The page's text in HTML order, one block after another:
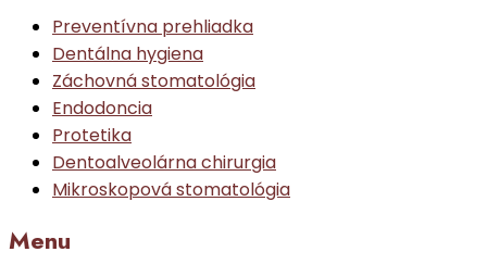
Preventívna prehliadka
Dentálna hygiena
Záchovná stomatológia
Endodoncia
Protetika
Dentoalveolárna chirurgia
Mikroskopová stomatológia
Menu